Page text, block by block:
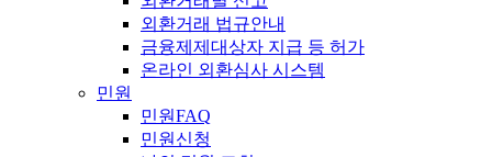
외환거래 법규안내
금융제제대상자 지급 등 허가
온라인 외환심사 시스템
민원
민원FAQ
민원신청